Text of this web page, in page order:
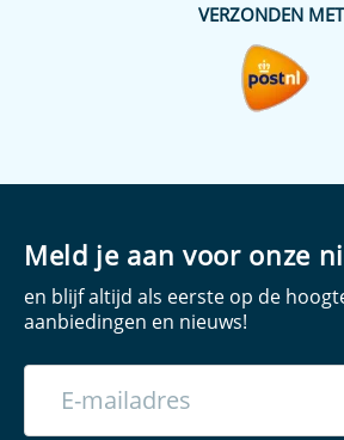
VERZONDEN MET
Meld je aan voor onze
en blijf altijd als eerste op de
aanbiedingen en nieuws!